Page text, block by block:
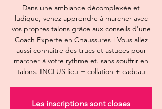
Dans une ambiance décomplexée et
ludique, venez apprendre à marcher avec
vos propres talons grâce aux conseils d'une
Coach Experte en Chaussures ! Vous allez
aussi connaître des trucs et astuces pour
marcher à votre rythme et. sans souffrir en
talons. INCLUS lieu + collation + cadeau
Les inscriptions sont closes